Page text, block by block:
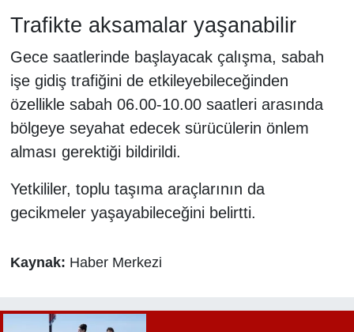
Trafikte aksamalar yaşanabilir
Gece saatlerinde başlayacak çalışma, sabah
işe gidiş trafiğini de etkileyebileceğinden
özellikle sabah 06.00-10.00 saatleri arasında
bölgeye seyahat edecek sürücülerin önlem
alması gerektiği bildirildi.
Yetkililer, toplu taşıma araçlarının da
gecikmeler yaşayabileceğini belirtti.
Kaynak: Haber Merkezi